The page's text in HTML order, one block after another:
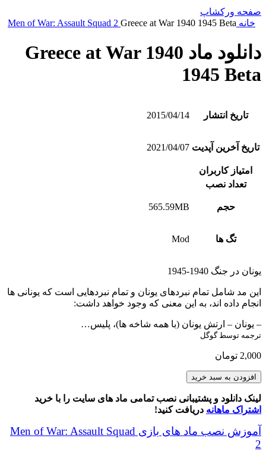
صفحه ورکشاپ
خانه
Men of War: Assault Squad 2 Greece at War 1940 1945 Beta
دانلود ماد Greece at War 1940
1945 Beta
تاریخ انتشار 2015/04/14
تاریخ آخرین آپدیت 2021/04/07
امتیاز کاربران
تعداد نصب
حجم 565.59MB
تگ ها Mod
یونان در جنگ 1940-1945
این مد شامل تمام نبردهای یونان و تمام نبردهایی است که یونانی ها
انجام داده اند، به این معنی که وجود خواهد داشت:
– یونان – ارتش یونان (با همه شاخه ها)، پلیس…
ترجمه توسط گوگل
2,000 تومان
Greece
at
War
1940
1945
Beta
عدد
افزودن به سبد خرید
لینک دانلود و پشتیبانی نصب تمامی ماد های سایت را با خرید
اشتراک ماهانه دریافت کنید!
آموزش نصب ماد های بازی Men of War: Assault Squad
2